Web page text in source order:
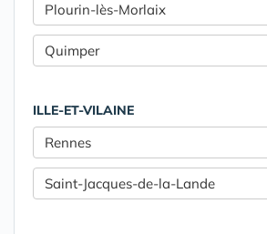
Plourin-lès-Morlaix
Quimper
ILLE-ET-VILAINE
Rennes
Saint-Jacques-de-la-Lande